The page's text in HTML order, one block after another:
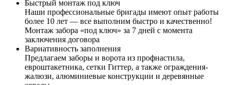
Быстрый монтаж под ключ
Наши профессиональные бригады имеют опыт работы
более 10 лет — все выполним быстро и качественно!
Монтаж забора «под ключ» за 7 дней с момента
заключения договора
Вариативность заполнения
Предлагаем заборы и ворота из профнастила,
евроштакетника, сетки Гиттер, а также ограждения-
жалюзи, алюминиевые конструкции и деревянные